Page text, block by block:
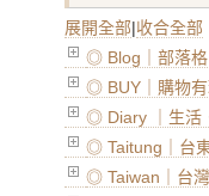
展開全部|收合全部
◎ Blog｜部落
◎ BUY｜購物
◎ Diary ｜生活
◎ Taitung｜台
◎ Taiwan｜台